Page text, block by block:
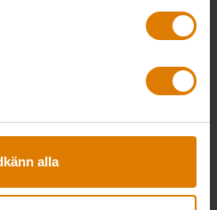
alla
inte bara